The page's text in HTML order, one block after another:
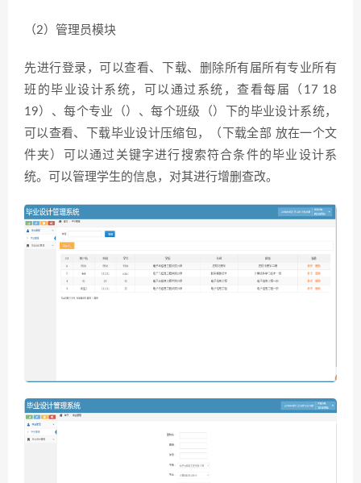
（2）管理员模块
先进行登录，可以查看、下载、删除所有届所有专业所有
班的毕业设计系统，可以通过系统，查看每届（17 18
19）、每个专业（）、每个班级（）下的毕业设计系统，
可以查看、下载毕业设计压缩包，（下载全部 放在一个文
件夹）可以通过关键字进行搜索符合条件的毕业设计系
统。可以管理学生的信息，对其进行增删查改。